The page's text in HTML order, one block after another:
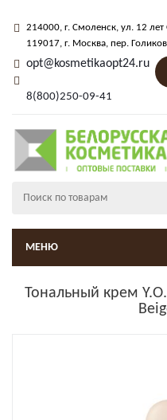
214000, г. Смоленск, ул. 12 лет
119017, г. Москва, пер.
opt@kosmetikaopt24.ru
8(800)250-09-41
МЕНЮ
Тональный крем